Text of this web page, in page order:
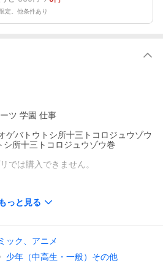
定。他条件あり
ツ 学園 仕事
ゲバトウトシ所十三トコロジュウゾウ
所十三トコロジュウゾウ巻
では購入できません。
大は転任早々、不良集団の野球部の
もっと見る
ック、アニメ
少年（中高生・一般）その他